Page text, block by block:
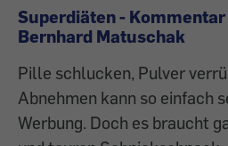
Superdiäten -
Bernhard Matuschak
Pille schlucken, Pulver
Abnehmen kann so einfach
Werbung. Doch es braucht